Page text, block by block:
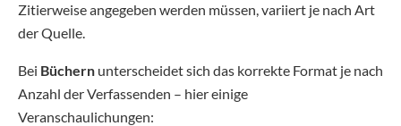
Zitierweise angegeben werden müssen, variiert je nach Art
der Quelle.
Bei Büchern unterscheidet sich das korrekte Format je nach
Anzahl der Verfassenden – hier einige
Veranschaulichungen: